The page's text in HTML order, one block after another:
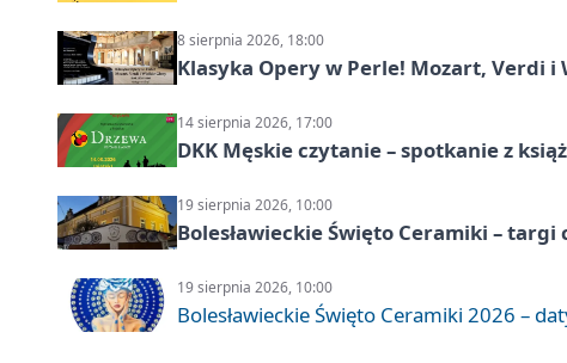
8 sierpnia 2026, 18:00
Klasyka Opery w Perle! Mozart, Verdi i
14 sierpnia 2026, 17:00
DKK Męskie czytanie – spotkanie z
19 sierpnia 2026, 10:00
Bolesławieckie Święto Ceramiki – targi
19 sierpnia 2026, 10:00
Bolesławieckie Święto Ceramiki 2026 –